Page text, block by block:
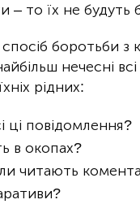
– то їх не будуть
боротьби з
нечесні
рідних:
ці повідомлення?
в окопах?
читають